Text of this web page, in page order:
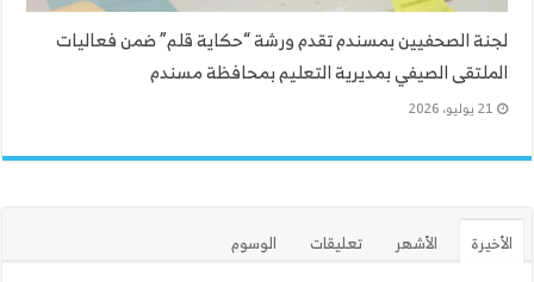
لجنة الصحفيين بمسندم تقدم ورشة “حكاية قلم” ضمن فعاليات
الملتقى الصيفي بمديرية التعليم بمحافظة مسندم
21 يوليو، 2026
الأخيرة الأشهر تعليقات
الوسوم